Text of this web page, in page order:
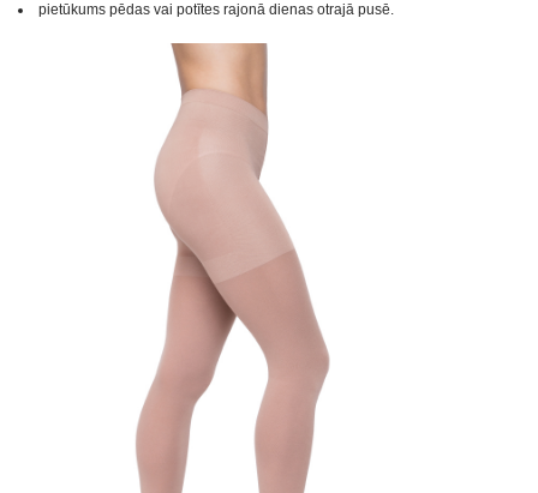
pietūkums pēdas vai potītes rajonā dienas otrajā pusē.